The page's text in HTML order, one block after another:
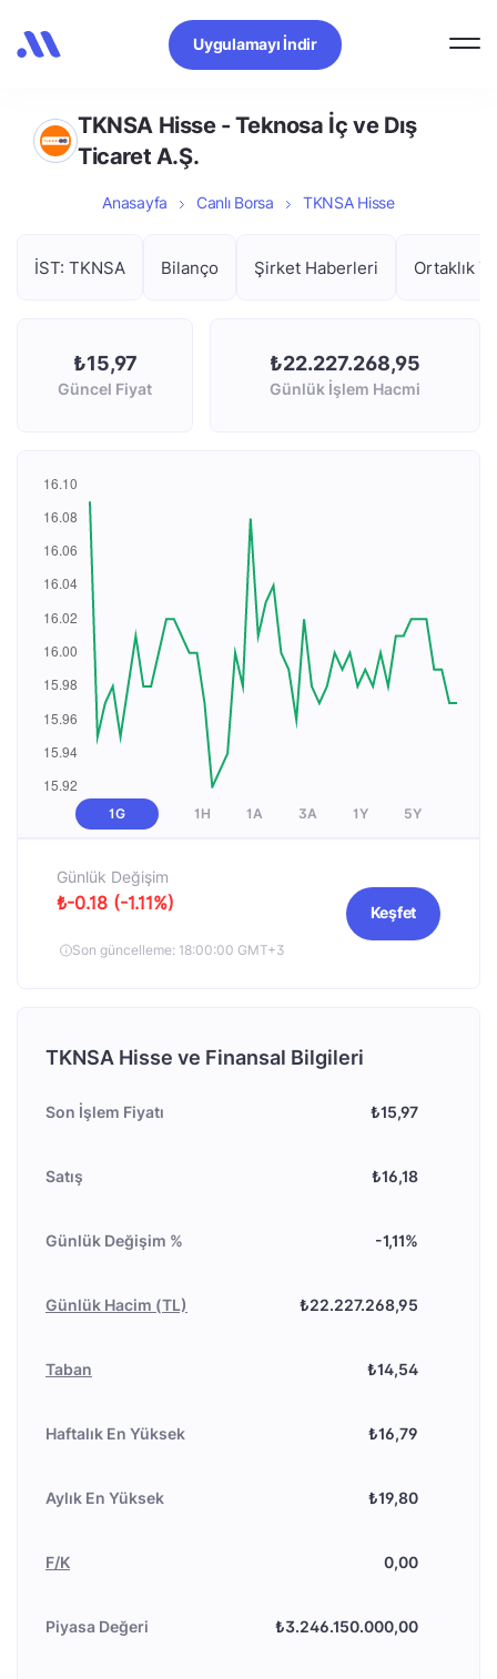
Uygulamayı İndir
TKNSA Hisse - Teknosa İç ve Dış
Ticaret A.Ş.
Anasayfa Canlı Borsa TKNSA Hisse
İST: TKNSA Bilanço Şirket Haberleri Ortaklık
₺15,97
Güncel Fiyat
₺22.227.268,95
Günlük İşlem Hacmi
1G 1H 1A 3A 1Y 5Y
Günlük Değişim
₺-0.18 (-1.11%)
Son güncelleme: 18:00:00 GMT+3
Keşfet
TKNSA Hisse ve Finansal Bilgileri
Son İşlem Fiyatı ₺15,97
Satış ₺16,18
Günlük Değişim % -1,11%
Günlük Hacim (TL) ₺22.227.268,95
Taban ₺14,54
Haftalık En Yüksek ₺16,79
Aylık En Yüksek ₺19,80
F/K 0,00
Piyasa Değeri ₺3.246.150.000,00